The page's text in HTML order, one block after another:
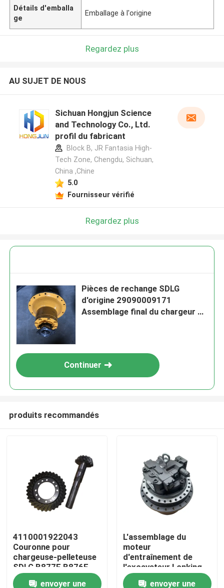
Produits
A propos de nous
Détails d'emballa
ge
Emballage à l'origine
Regardez plus
AU SUJET DE NOUS
Sichuan Hongjun Science
and Technology Co., Ltd.
profil du fabricant
Block B, JR Fantasia High-
Tech Zone, Chengdu, Sichuan,
China ,Chine
5.0
Fournisseur vérifié
Regardez plus
Pièces de rechange SDLG
d'origine 29090009171
Assemblage final du chargeur à
Continuer
produits recommandés
4110001922043
Couronne pour
chargeuse-pelleteuse
SDLG B877F B876F
Pièces de rechange
envoyer une
L'assemblage du
moteur
d'entraînement de
l'excavateur Lonking
LG6360 original avec
envoyer une